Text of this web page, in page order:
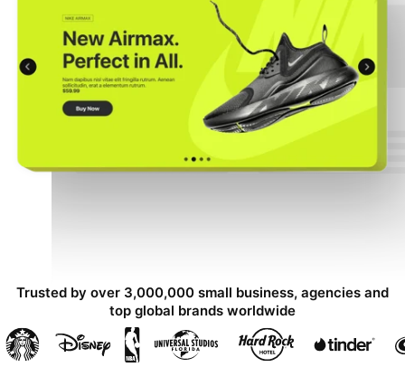
Trusted by over 3,000,000 small business, agencies and
top global brands worldwide